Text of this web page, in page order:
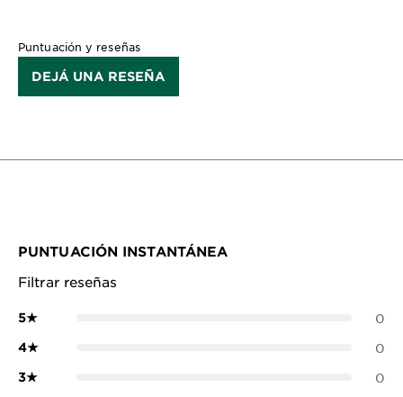
Puntuación y reseñas
DEJÁ UNA RESEÑA
PUNTUACIÓN INSTANTÁNEA
Filtrar reseñas
5★ 0
4★ 0
3★ 0